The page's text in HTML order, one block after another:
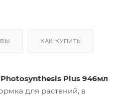
КАК КУПИТЬ
Plus 946мл
для растений, в